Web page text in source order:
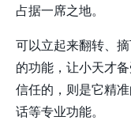
占据一席之地。
可以立起来翻转、
的功能，让小天才
信任的，则是它精
话等专业功能。